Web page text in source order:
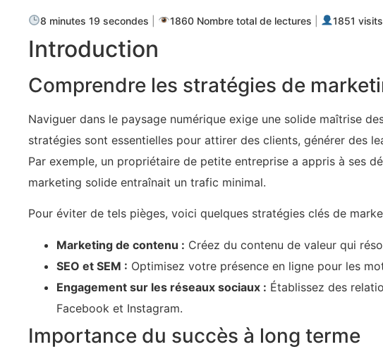
8 minutes 19 secondes 1860 Nombre total de lectures 1851 visits
Introduction
Comprendre les stratégies de
Naviguer dans le paysage numérique exige une solide maîtrise
stratégies sont essentielles pour attirer des clients, générer des
Par exemple, un propriétaire de petite entreprise a appris à ses
marketing solide entraînait un trafic minimal.
Pour éviter de tels pièges, voici quelques stratégies clés de
Marketing de contenu : Créez du contenu de valeur qui
SEO et SEM : Optimisez votre présence en ligne pour les
Engagement sur les réseaux sociaux : Établissez des
Facebook et Instagram.
Importance du succès à long terme